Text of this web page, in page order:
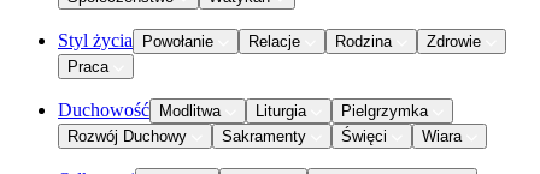
Styl życia Powołanie Relacje Rodzina
Zdrowie
Praca
Duchowość Modlitwa Liturgia
Pielgrzymka
Rozwój Duchowy
Sakramenty Święci Wiara